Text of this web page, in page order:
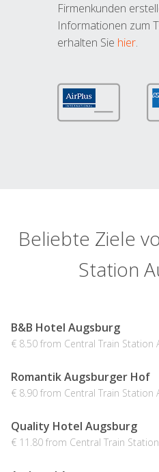
Firmenkunden
Informationen zum
erhalten Sie hier.
Beliebte Ziele
Station
B&B Hotel Augsburg
€ 8.50 from Central Train Station
Romantik Augsburger Hof
€ 8.90 from Central Train Station
Quality Hotel Augsburg
€ 11.80 from Central Train